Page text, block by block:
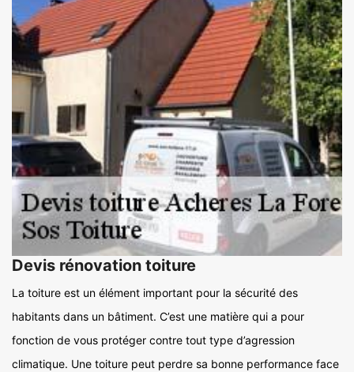
Devis rénovation toiture
La toiture est un élément important pour la sécurité des
habitants dans un bâtiment. C’est une matière qui a pour
fonction de vous protéger contre tout type d’agression
climatique. Une toiture peut perdre sa bonne performance face